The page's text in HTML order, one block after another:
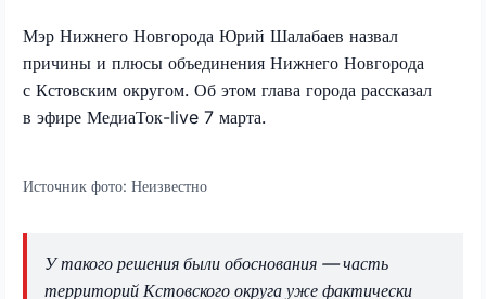
Мэр Нижнего Новгорода Юрий Шалабаев назвал
причины и плюсы объединения Нижнего Новгорода
с Кстовским округом. Об этом глава города рассказал
в эфире МедиаТок-live 7 марта.
Источник фото: Неизвестно
У такого решения были обоснования — часть
территорий Кстовского округа уже фактически